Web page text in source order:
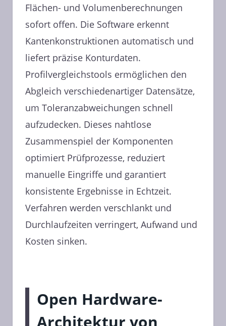
Flächen- und Volumenberechnungen
sofort offen. Die Software erkennt
Kantenkonstruktionen automatisch und
liefert präzise Konturdaten.
Profilvergleichstools ermöglichen den
Abgleich verschiedenartiger Datensätze,
um Toleranzabweichungen schnell
aufzudecken. Dieses nahtlose
Zusammenspiel der Komponenten
optimiert Prüfprozesse, reduziert
manuelle Eingriffe und garantiert
konsistente Ergebnisse in Echtzeit.
Verfahren werden verschlankt und
Durchlaufzeiten verringert, Aufwand und
Kosten sinken.
Open Hardware-
Architektur von